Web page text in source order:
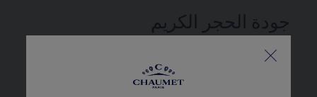
جودة الحجر الكريم
D-E-F-G colour, IF to VS2 clarity, "Excellent" or
"Very Good" cut, "None" or "Faint" fluorescence